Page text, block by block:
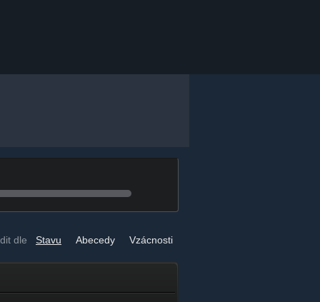
dle Stavu Abecedy Vzácnosti